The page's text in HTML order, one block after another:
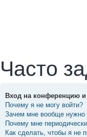
Часто
Вход на конференцию и
Почему я не могу войти?
Зачем мне вообще нужно
Почему мне
Как сделать, чтобы я не